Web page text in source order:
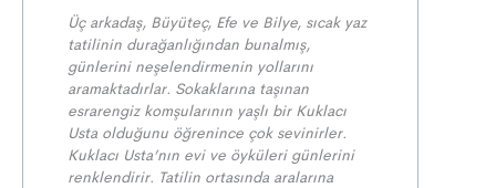
Üç arkadaş, Büyüteç, Efe ve Bilye, sıcak yaz
tatilinin durağanlığından bunalmış,
günlerini neşelendirmenin yollarını
aramaktadırlar. Sokaklarına taşınan
esrarengiz komşularının yaşlı bir Kuklacı
Usta olduğunu öğrenince çok sevinirler.
Kuklacı Usta’nın evi ve öyküleri günlerini
renklendirir. Tatilin ortasında aralarına